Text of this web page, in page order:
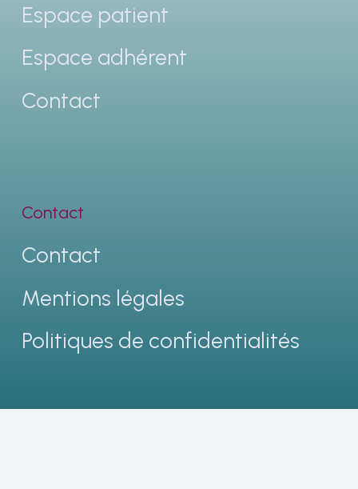
Espace patient
Espace adhérent
Contact
Contact
Contact
Mentions légales
Politiques de confidentialités